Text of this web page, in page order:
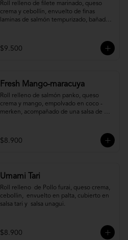
Roll relleno de filete marinado, queso
crema y cebollín, envuelto de finas
laminas de salmón tempurizado, bañada
$9.500
Fresh Mango-maracuya
Roll relleno de salmón panko, queso
crema y mango, empolvado en coco -
merken, acompañado de una salsa de
$8.900
Umami Tari
Roll relleno  de Pollo furai, queso crema,
cebollin,  envuelto en palta, cubierto en
salsa tari y  salsa unagui.
$8.900